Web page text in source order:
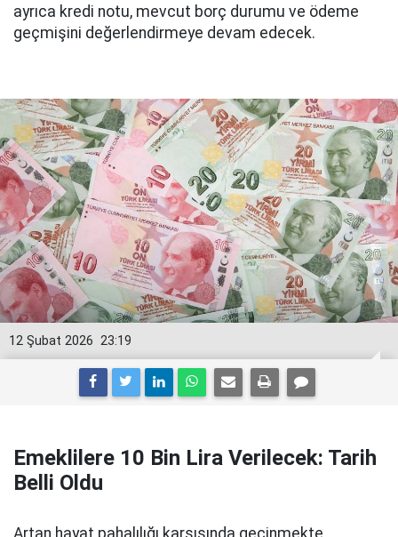
ayrıca kredi notu, mevcut borç durumu ve ödeme
geçmişini değerlendirmeye devam edecek.
23:19
12 Şubat 2026
Emeklilere 10 Bin Lira Verilecek: Tarih
Belli Oldu
Artan hayat pahalılığı karşısında geçinmekte